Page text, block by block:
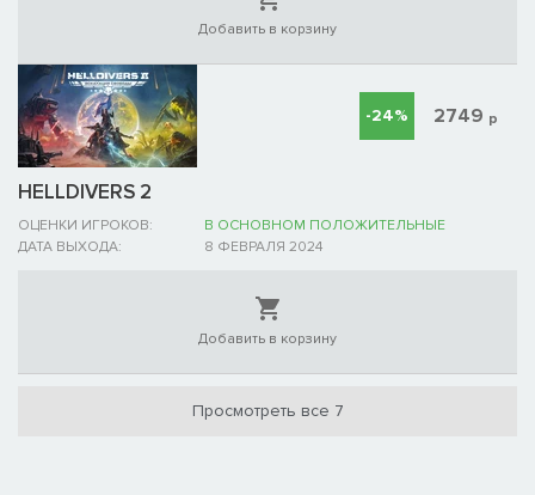
Добавить в корзину
HELLDIVERS 2
ОЦЕНКИ ИГРОКОВ:
В ОСНОВНОМ ПОЛОЖИТЕЛЬНЫЕ
ДАТА ВЫХОДА:
8 ФЕВРАЛЯ 2024
-24% 2749 р
Добавить в корзину
Просмотреть все 7